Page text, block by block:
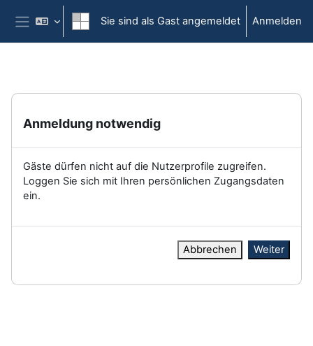
Zum Hauptinhalt
Website-Übersicht
Sie sind als Gast angemeldet Anmelden
Anmeldung notwendig
Gäste dürfen nicht auf die Nutzerprofile zugreifen.
Loggen Sie sich mit Ihren persönlichen Zugangsdaten
ein.
Abbrechen Weiter